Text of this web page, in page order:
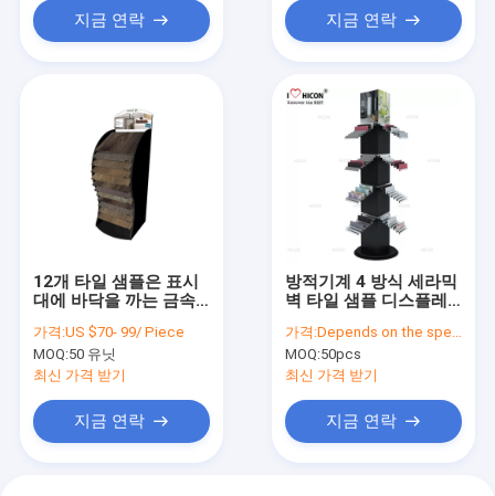
지금 연락 지금 연락
12개 타일 샘플은 표시
대에 바닥을 까는 금속
가격:US $70- 99/ Piece
MOQ:50 유닛
최신 가격 받기
지금 연락
방적기계 4 방식 세라믹
벽 타일 샘플 디스플레
가격:Depends on the specification
MOQ:50pcs
최신 가격 받기
지금 연락